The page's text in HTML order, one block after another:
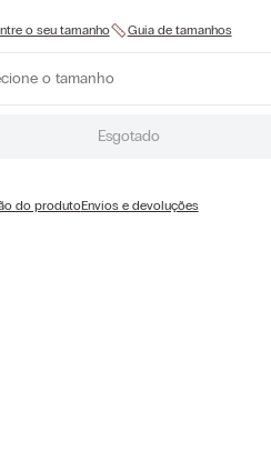
o tamanho
Esgotado
do produtoEnvios e devoluções